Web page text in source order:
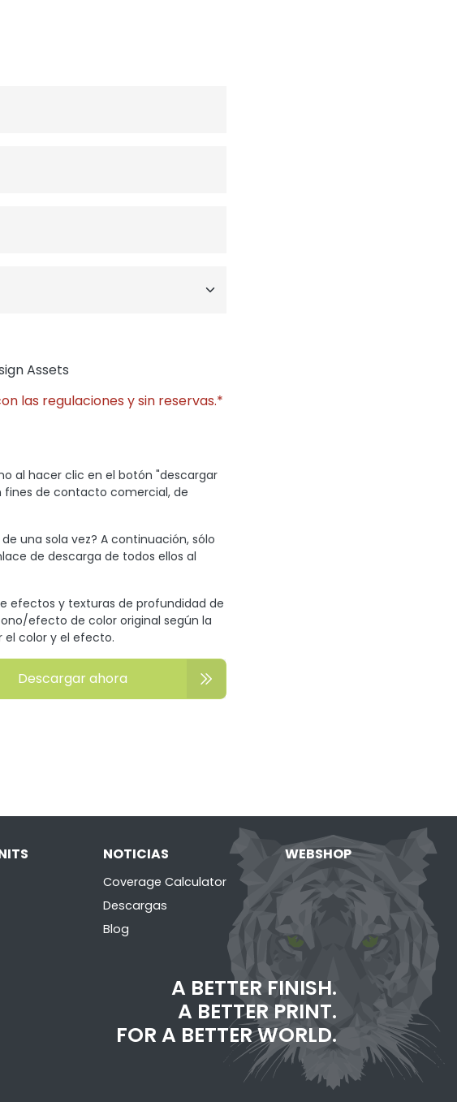
Assets
las regulaciones y sin reservas.*
al hacer clic en el botón "descargar
fines de contacto comercial, de
una sola vez? A continuación, sólo
de descarga de todos ellos al
efectos y texturas de profundidad de
efecto de color original según la
el color y el efecto.
Descargar ahora
NOTICIAS
Coverage Calculator
Descargas
Blog
WEBSHOP
A BETTER FINISH.
A BETTER PRINT.
FOR A BETTER WORLD.